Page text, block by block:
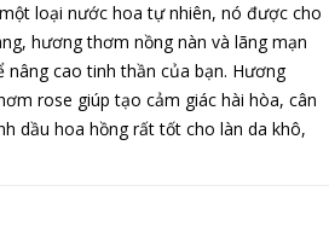
loại nước hoa tự nhiên, nó được cho
hương thơm nồng nàn và lãng mạn
nâng cao tinh thần của bạn. Hương
rose giúp tạo cảm giác hài hòa, cân
dầu hoa hồng rất tốt cho làn da khô,